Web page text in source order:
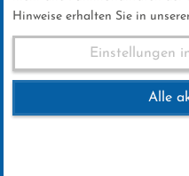
"Das war ein
gelungener
Hinweise erhalten Sie in
Einstellungen
Alle